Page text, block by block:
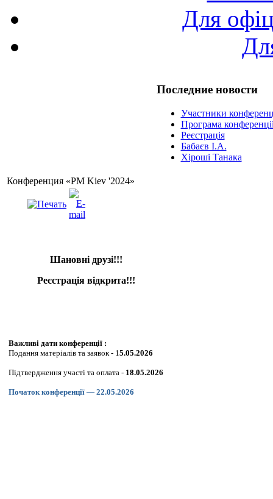
Для
Последние новости
Участники
Програма
Реєстрація
Бабаєв І.А.
Хіроші Танака
Конференция «PM Kiev '2024»
Шановні друзі!!!
Реєстрація відкрита!!!
Важливі дати конференції :
Подання матеріалів та заявок - 15.05.2026
Підтвердження участі та оплата - 18.05.2026
Початок конференції — 22.05.2026